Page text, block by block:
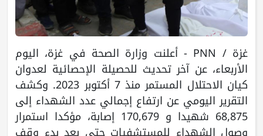
غزة / PNN - أعلنت وزارة الصحة في غزة، اليوم
الأربعاء، عن آخر تحديث للحصيلة الإحصائية لعدوان
كيان الاحتلال المستمر منذ 7 أكتوبر 2023. وكشف
التقرير اليومي عن ارتفاع إجمالي عدد الشهداء إلى
68,875 شهيدا و 170,679 إصابة، مؤكدا استمرار